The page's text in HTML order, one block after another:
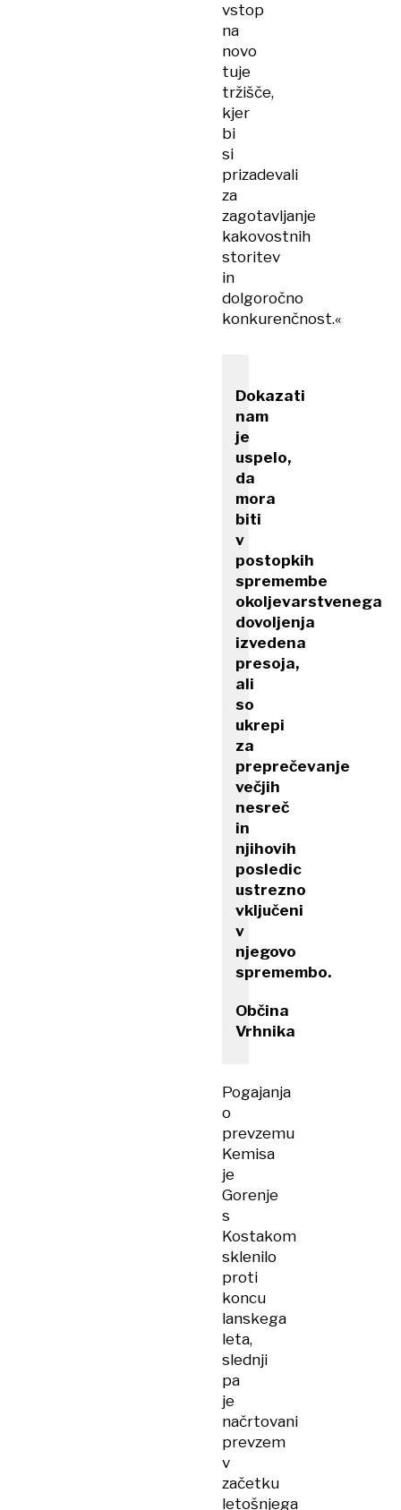
vstop
na
novo
tuje
tržišče,
kjer
bi
si
prizadevali
za
zagotavljanje
kakovostnih
storitev
in
dolgoročno
konkurenčnost.«
Dokazati
nam
je
uspelo,
da
mora
biti
v
postopkih
spremembe
okoljevarstvenega
dovoljenja
izvedena
presoja,
ali
so
ukrepi
za
preprečevanje
večjih
nesreč
in
njihovih
posledic
ustrezno
vključeni
v
njegovo
spremembo.
Občina
Vrhnika
Pogajanja
o
prevzemu
Kemisa
je
Gorenje
s
Kostakom
sklenilo
proti
koncu
lanskega
leta,
slednji
pa
je
načrtovani
prevzem
v
začetku
letošnjega